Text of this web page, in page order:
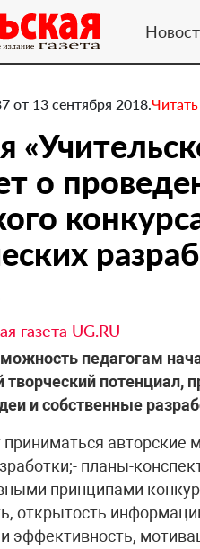
13 сентября 2018.
о
газета UG.RU
педагогам
творческий потенциал,
и собственные
приниматься
планы-
принципами
открытость
эффективность,